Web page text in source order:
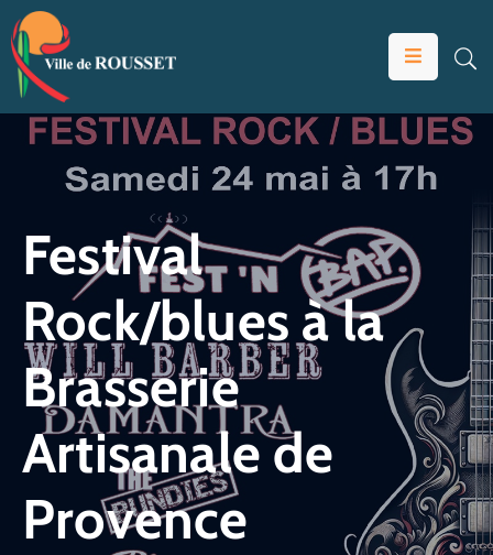
VOTRE
MAIRIE
ÉDUCATION
ET
JEUNESSE
SOLIDARITÉS
ÉCONOMIE
ANIMATION
CULTURE
Festival
Rock/blues à la
Brasserie
Artisanale de
Provence